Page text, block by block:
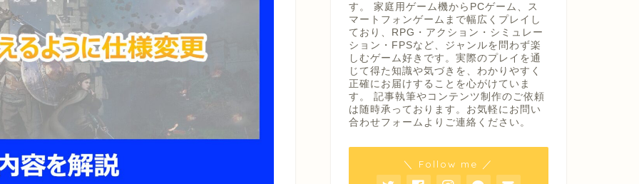
す。 家庭用ゲーム機からPCゲーム、ス
マートフォンゲームまで幅広くプレイし
ており、RPG・アクション・シミュレー
ション・FPSなど、ジャンルを問わず楽
しむゲーム好きです。実際のプレイを通
じて得た知識や気づきを、わかりやすく
正確にお届けすることを心がけていま
す。 記事執筆やコンテンツ制作のご依頼
は随時承っております。お気軽にお問い
合わせフォームよりご連絡ください。
＼ Follow me ／